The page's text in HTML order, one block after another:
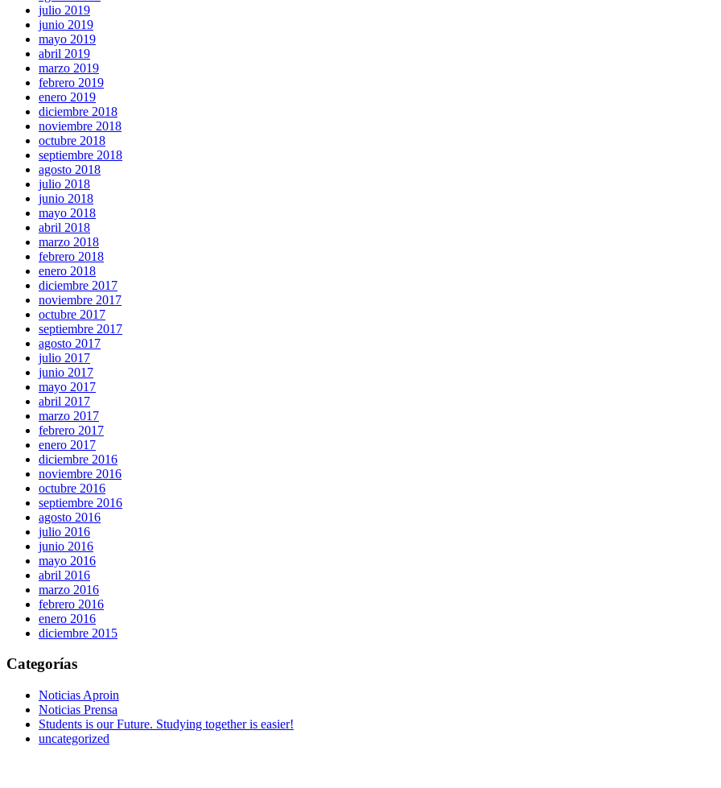
julio 2019
junio 2019
mayo 2019
abril 2019
marzo 2019
febrero 2019
enero 2019
diciembre 2018
noviembre 2018
octubre 2018
septiembre 2018
agosto 2018
julio 2018
junio 2018
mayo 2018
abril 2018
marzo 2018
febrero 2018
enero 2018
diciembre 2017
noviembre 2017
octubre 2017
septiembre 2017
agosto 2017
julio 2017
junio 2017
mayo 2017
abril 2017
marzo 2017
febrero 2017
enero 2017
diciembre 2016
noviembre 2016
octubre 2016
septiembre 2016
agosto 2016
julio 2016
junio 2016
mayo 2016
abril 2016
marzo 2016
febrero 2016
enero 2016
diciembre 2015
Categorías
Noticias Aproin
Noticias Prensa
Students is our Future. Studying together is easier!
uncategorized